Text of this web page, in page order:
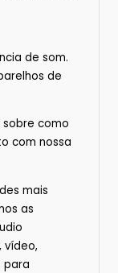
de som.
de
como
com nossa
mais
as
vídeo,
para